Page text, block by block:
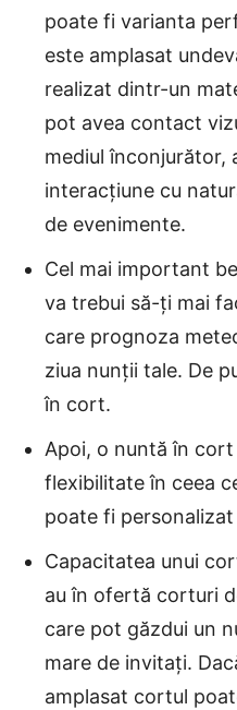
poate fi varianta
este amplasat
realizat dintr-un
pot avea contact
mediul înconjurător,
interacțiune cu
de evenimente.
Cel mai important
va trebui să-ți mai
care prognoza
ziua nunții tale. De
în cort.
Apoi, o nuntă în
flexibilitate în ceea
poate fi
Capacitatea unui
au în ofertă corturi
care pot găzdui un
mare de invitați.
amplasat cortul